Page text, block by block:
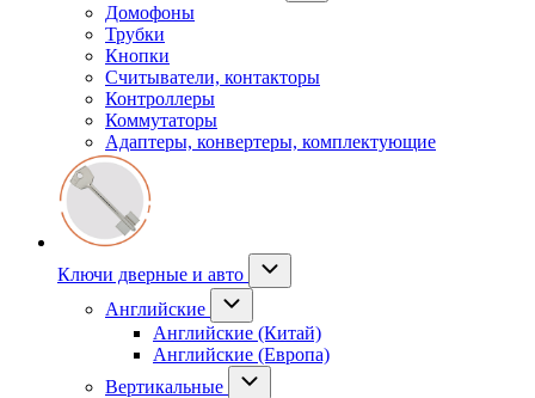
Домофоны
Трубки
Кнопки
Считыватели, контакторы
Контроллеры
Коммутаторы
Адаптеры, конвертеры, комплектующие
Ключи дверные и авто
Английские
Английские (Китай)
Английские (Европа)
Вертикальные